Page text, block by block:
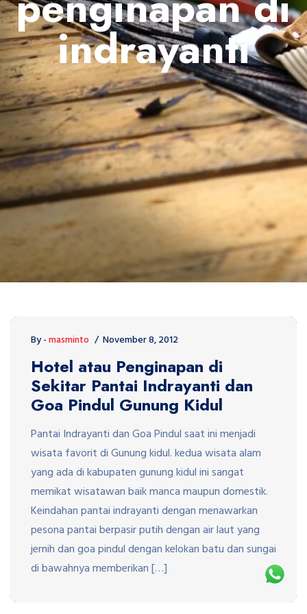
indrayanti
By -masminto November 8, 2012
Hotel atau Penginapan di
Sekitar Pantai Indrayanti dan
Goa Pindul Gunung Kidul
Pantai Indrayanti dan Goa Pindul saat ini menjadi
wisata favorit di Gunung kidul. kedua wisata alam
yang ada di kabupaten gunung kidul ini sangat
memikat wisatawan baik manca maupun domestik.
Keindahan pantai indrayanti dengan menawarkan
pesona pantai berpasir putih dengan air laut yang
jernih dan goa pindul dengan kelokan batu dan sungai
di bawahnya memberikan […]